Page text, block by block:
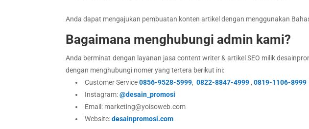
Anda dapat mengajukan pembuatan konten artikel dengan menggunakan
Bagaimana menghubungi admin kami?
Anda berminat dengan layanan jasa content writer & artikel SEO milik
dengan menghubungi nomer yang tertera berikut ini:
Customer Service0856-9528-5999,0822-8847-4999 ,0819-1106-8999
Instagram:@desain_promosi
Email: marketing@yoisoweb.com
Website:desainpromosi.com